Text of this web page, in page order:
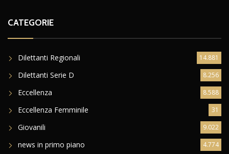
CATEGORIE
Dilettanti Regionali 14.881
Dilettanti Serie D 8.256
Eccellenza 8.588
Eccellenza Femminile 31
Giovanili 9.022
news in primo piano 4.774